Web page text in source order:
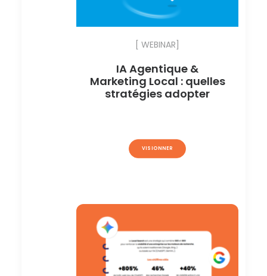
[ WEBINAR]
IA Agentique &
Marketing Local : quelles
stratégies adopter
VISIONNER